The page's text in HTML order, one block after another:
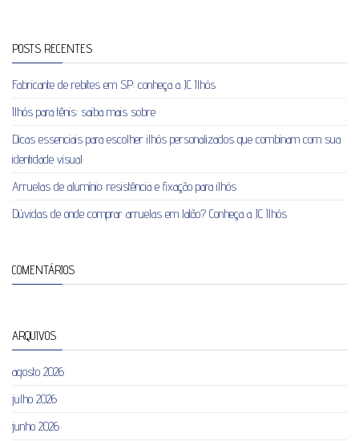
POSTS RECENTES
Fabricante de rebites em SP: conheça a JC Ilhós
Ilhós para tênis: saiba mais sobre
Dicas essenciais para escolher ilhós personalizados que combinam com sua
identidade visual
Arruelas de alumínio: resistência e fixação para ilhós
Dúvidas de onde comprar arruelas em latão? Conheça a JC Ilhós
COMENTÁRIOS
ARQUIVOS
agosto 2026
julho 2026
junho 2026